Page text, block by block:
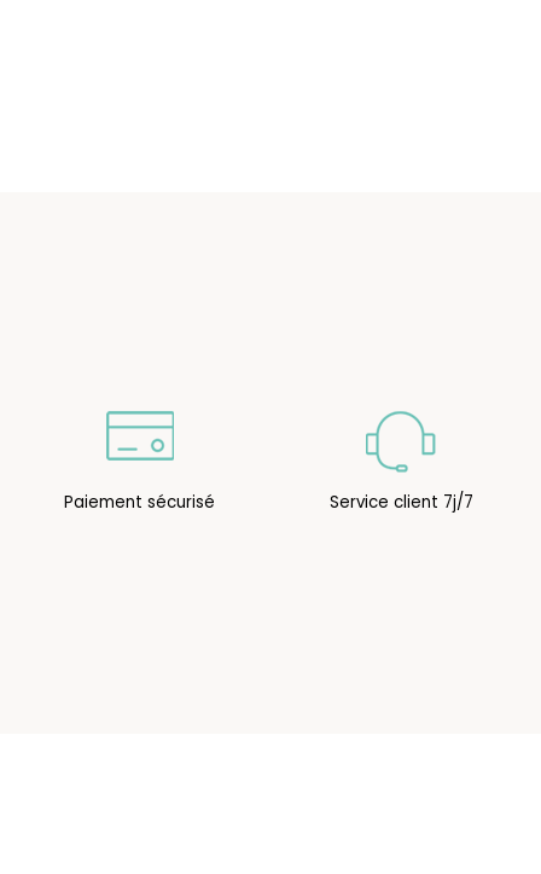
Paiement sécurisé Service client 7j/7